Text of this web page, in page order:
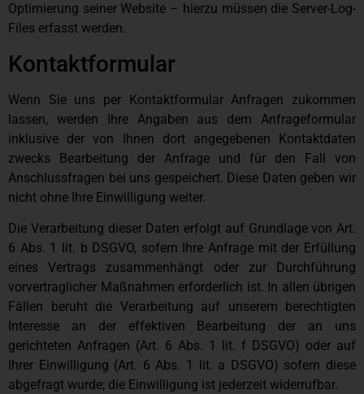
Optimierung seiner Website – hierzu müssen die Server-Log-
Files erfasst werden.
Kontaktformular
Wenn Sie uns per Kontaktformular Anfragen zukommen
lassen, werden Ihre Angaben aus dem Anfrageformular
inklusive der von Ihnen dort angegebenen Kontaktdaten
zwecks Bearbeitung der Anfrage und für den Fall von
Anschlussfragen bei uns gespeichert. Diese Daten geben wir
nicht ohne Ihre Einwilligung weiter.
Die Verarbeitung dieser Daten erfolgt auf Grundlage von Art.
6 Abs. 1 lit. b DSGVO, sofern Ihre Anfrage mit der Erfüllung
eines Vertrags zusammenhängt oder zur Durchführung
vorvertraglicher Maßnahmen erforderlich ist. In allen übrigen
Fällen beruht die Verarbeitung auf unserem berechtigten
Interesse an der effektiven Bearbeitung der an uns
gerichteten Anfragen (Art. 6 Abs. 1 lit. f DSGVO) oder auf
Ihrer Einwilligung (Art. 6 Abs. 1 lit. a DSGVO) sofern diese
abgefragt wurde; die Einwilligung ist jederzeit widerrufbar.